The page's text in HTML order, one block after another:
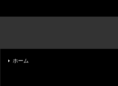
ホーム